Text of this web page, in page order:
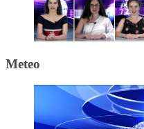
Meteo